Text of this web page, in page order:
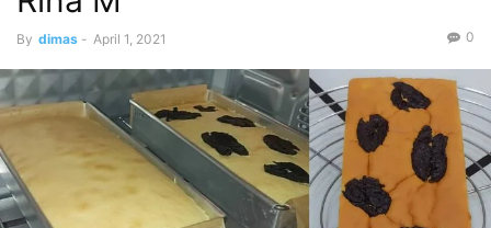
By dimas - April 1, 2021 0